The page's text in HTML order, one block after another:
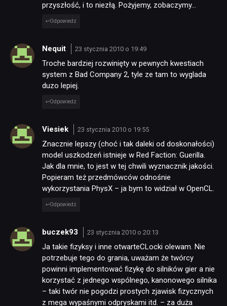
przyszłość, i to niezłą. Pożyjemy, zobaczymy…
Odpowiedz
Nequit 23 stycznia 2010 o 19:49
Troche bardziej rozwinięty w pewnych kwestiach
system z Bad Company 2, tyle ze tam to wyglada
duzo lepiej.
Odpowiedz
Viesiek 23 stycznia 2010 o 19:55
Znacznie lepszy (choć i tak daleki od doskonałości)
model uszkodzeń istnieje w Red Faction: Guerilla.
Jak dla mnie, to jest w tej chwili wyznacznik jakości.
Popieram też przedmówców odnośnie
wykorzystania PhysX – ja bym to widział w OpenCL.
Odpowiedz
buczek93 23 stycznia 2010 o 20:13
Ja takie fizyksy i inne otwarteCLocki olewam. Nie
potrzebuje tego do grania, uważam że twórcy
powinni implementować fizykę do silników gier a nie
korzystać z jednego wspólnego, kanonowego silnika
– taki twór nie pogodzi prostych zjawisk fizycznych
z mega wypaśnymi odpryskami itd. – za duża